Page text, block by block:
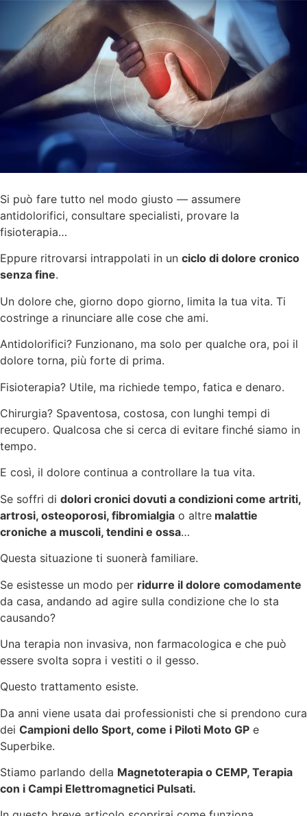
Si può fare tutto nel modo giusto — assumere
antidolorifici, consultare specialisti, provare la
fisioterapia…
Eppure ritrovarsi intrappolati in un ciclo di dolore cronico
senza fine.
Un dolore che, giorno dopo giorno, limita la tua vita. Ti
costringe a rinunciare alle cose che ami.
Antidolorifici? Funzionano, ma solo per qualche ora, poi il
dolore torna, più forte di prima.
Fisioterapia? Utile, ma richiede tempo, fatica e denaro.
Chirurgia? Spaventosa, costosa, con lunghi tempi di
recupero. Qualcosa che si cerca di evitare finché siamo in
tempo.
E così, il dolore continua a controllare la tua vita.
Se soffri di dolori cronici dovuti a condizioni come artriti,
artrosi, osteoporosi, fibromialgia o altre malattie
croniche a muscoli, tendini e ossa…
Questa situazione ti suonerà familiare.
Se esistesse un modo per ridurre il dolore comodamente
da casa, andando ad agire sulla condizione che lo sta
causando?
Una terapia non invasiva, non farmacologica e che può
essere svolta sopra i vestiti o il gesso.
Questo trattamento esiste.
Da anni viene usata dai professionisti che si prendono cura
dei Campioni dello Sport, come i Piloti Moto GP e
Superbike.
Stiamo parlando della Magnetoterapia o CEMP, Terapia
con i Campi Elettromagnetici Pulsati.